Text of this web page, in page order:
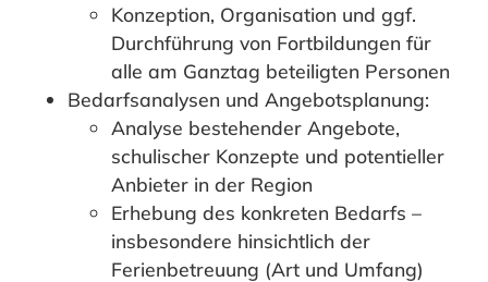
Konzeption, Organisation und ggf.
Durchführung von Fortbildungen für
alle am Ganztag beteiligten Personen
Bedarfsanalysen und Angebotsplanung:
Analyse bestehender Angebote,
schulischer Konzepte und potentieller
Anbieter in der Region
Erhebung des konkreten Bedarfs –
insbesondere hinsichtlich der
Ferienbetreuung (Art und Umfang)